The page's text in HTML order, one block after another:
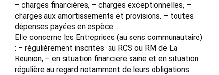
– charges financières, – charges exceptionnelles, –
charges aux amortissements et provisions, – toutes
dépenses payées en espèce. .
Elle concerne les Entreprises (au sens communautaire)
: – régulièrement inscrites au RCS ou RM de La
Réunion, – en situation financière saine et en situation
régulière au regard notamment de leurs obligations